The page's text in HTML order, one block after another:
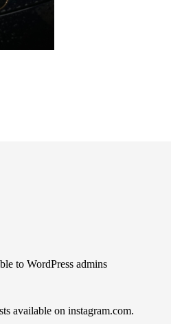
to WordPress admins
available on instagram.com.